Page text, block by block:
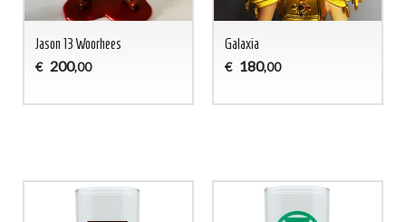
Jason 13 Woorhees
€ 200,00
Galaxia
€ 180,00